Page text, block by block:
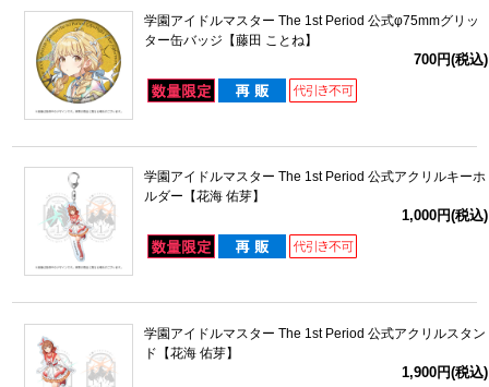
学園アイドルマスター The 1st Period 公式φ75mmグリッ
ター缶バッジ【藤田 ことね】
700円(税込)
学園アイドルマスター The 1st Period 公式アクリルキーホ
ルダー【花海 佑芽】
1,000円(税込)
学園アイドルマスター The 1st Period 公式アクリルスタン
ド【花海 佑芽】
1,900円(税込)